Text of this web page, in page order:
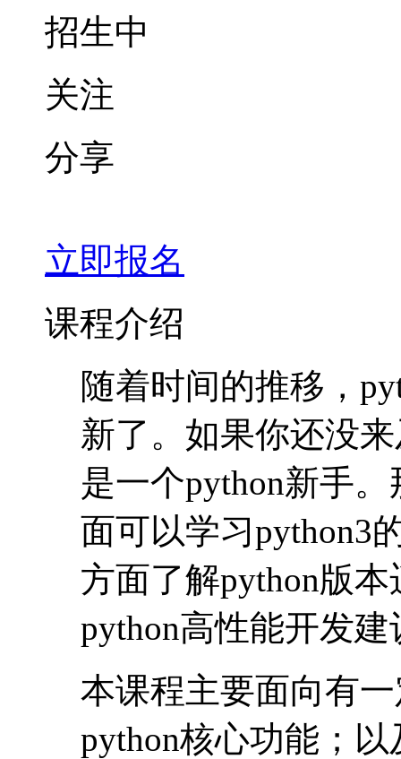
招生中
关注
分享
立即报名
课程介绍
随着时间的推移，
新了。如果你还没
是一个python新手
面可以学习python3
方面了解python版
python高性能开发
本课程主要面向有
python核心功能；